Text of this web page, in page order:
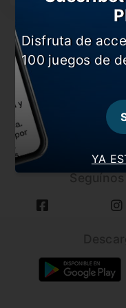
YA
Disfruta de
100 juegos de